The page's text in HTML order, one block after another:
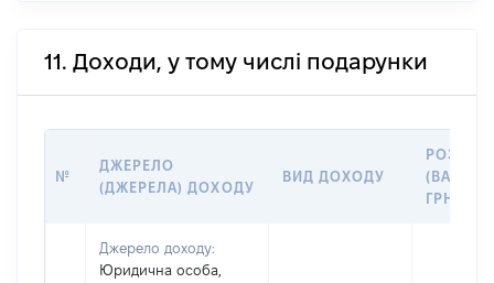
11. Доходи, у тому числі подарунки
№
ДЖЕРЕЛО
(ДЖЕРЕЛА) ДОХОДУ
ВИД ДОХОДУ
РОЗМІР
ГРН
Джерело доходу:
Юридична особа,